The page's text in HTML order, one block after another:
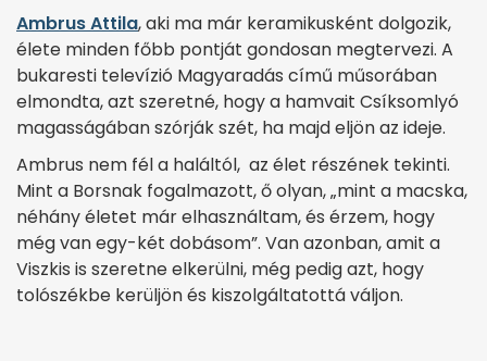
Ambrus Attila, aki ma már keramikusként dolgozik,
élete minden főbb pontját gondosan megtervezi. A
bukaresti televízió Magyaradás című műsorában
elmondta, azt szeretné, hogy a hamvait Csíksomlyó
magasságában szórják szét, ha majd eljön az ideje.
Ambrus nem fél a haláltól, az élet részének tekinti.
Mint a Borsnak fogalmazott, ő olyan, „mint a macska,
néhány életet már elhasználtam, és érzem, hogy
még van egy-két dobásom”. Van azonban, amit a
Viszkis is szeretne elkerülni, még pedig azt, hogy
tolószékbe kerüljön és kiszolgáltatottá váljon.